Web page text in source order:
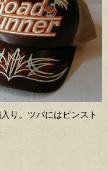
り。ツバにはピンスト